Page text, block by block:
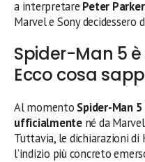
a interpretare Peter Parker
Marvel e Sony decidessero
Spider-Man 5
Ecco cosa
Al momento Spider-Man
ufficialmentené da
Tuttavia, le dichiarazioni di
l’indizio più concreto